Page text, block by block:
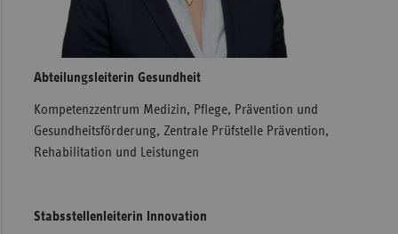
Abteilungsleiterin Gesundheit
Kompetenzzentrum Medizin, Pflege, Prävention und
Gesundheitsförderung, Zentrale Prüfstelle Prävention,
Rehabilitation und Leistungen
Stabsstellenleiterin Innovation